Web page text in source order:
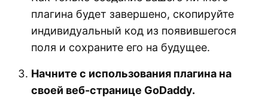
плагина будет завершено, скопируйте
индивидуальный код из появившегося
поля и сохраните его на будущее.
Начните с использования плагина на
своей веб-странице GoDaddy.